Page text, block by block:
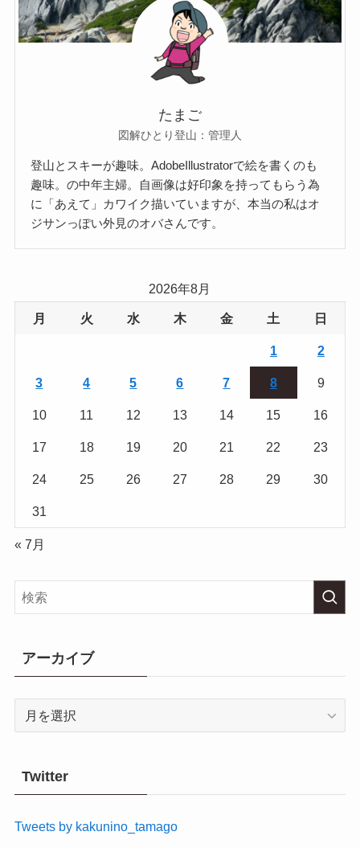
たまご
図解ひとり登山：管理人
登山とスキーが趣味。AdobeIllustratorで絵を書くのも
趣味。の中年主婦。自画像は好印象を持ってもらう為
に「あえて」カワイク描いていますが、本当の私はオ
ジサンっぽい外見のオバさんです。
2026年8月
月 火 水 木 金 土 日
1 2
3 4 5 6 7 8 9
10 11 12 13 14 15 16
17 18 19 20 21 22 23
24 25 26 27 28 29 30
31
« 7月
アーカイブ
Twitter
Tweets by kakunino_tamago